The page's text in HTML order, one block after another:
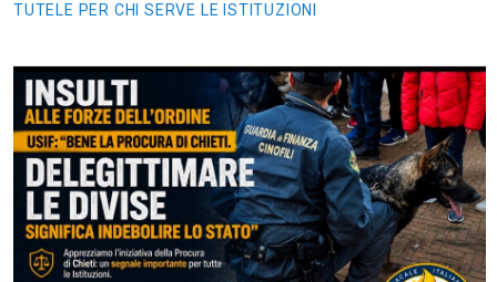
TUTELE PER CHI SERVE LE ISTITUZIONI